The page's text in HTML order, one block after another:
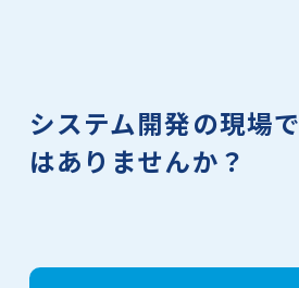
システム開発の現場で
はありませんか？